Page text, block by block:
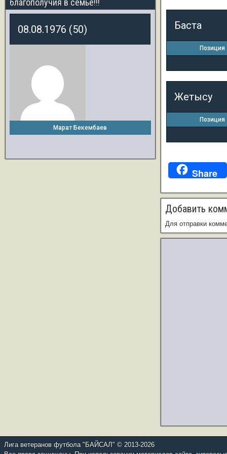
Баста
Позиция
Жетысу
Позиция
Share
Добавить
Для отправки
благополучия в семье!!!
08.08.1976 (50)
Марат Бекембаев
Лига ветеранов футбола "БАЙСАЛ" © 2013-2026